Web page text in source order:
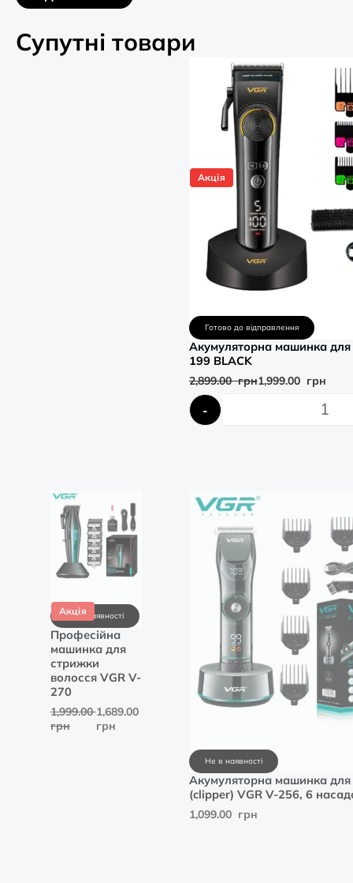
Супутні товари
Акція
Готово до відправлення
Акумуляторна машинка
199 BLACK
2,899.00грн
Оригінальна
2,899.00
1,999.00 грн
Поточна
1,999.00
-
Акція
Не в наявності
Професійна
машинка для
стрижки
волосся VGR V-
270
1,999.00
грн
Оригінальна
ціна:
1,999.00
грн.
1,689.00
грн
Поточна
ціна:
1,689.00
грн.
Не в наявності
Акумуляторна машинка
(clipper) VGR V-256, 6
1,099.00 грн